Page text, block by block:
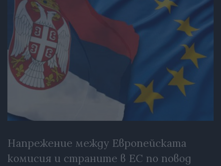
Напрежение между Европейската
комисия и страните в ЕС по повод